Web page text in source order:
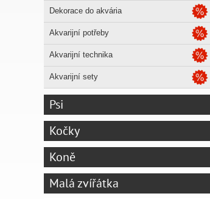
Dekorace do akvária
Akvarijní potřeby
Akvarijní technika
Akvarijní sety
Psi
Kočky
Koně
Malá zvířátka